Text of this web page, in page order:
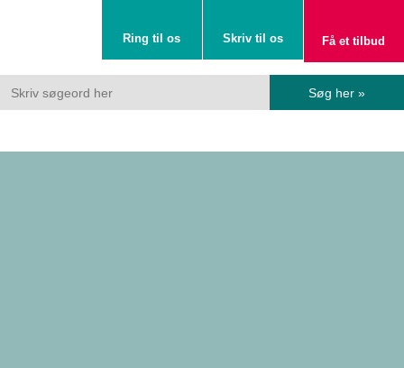
Ring til os Skriv til os Få et tilbud